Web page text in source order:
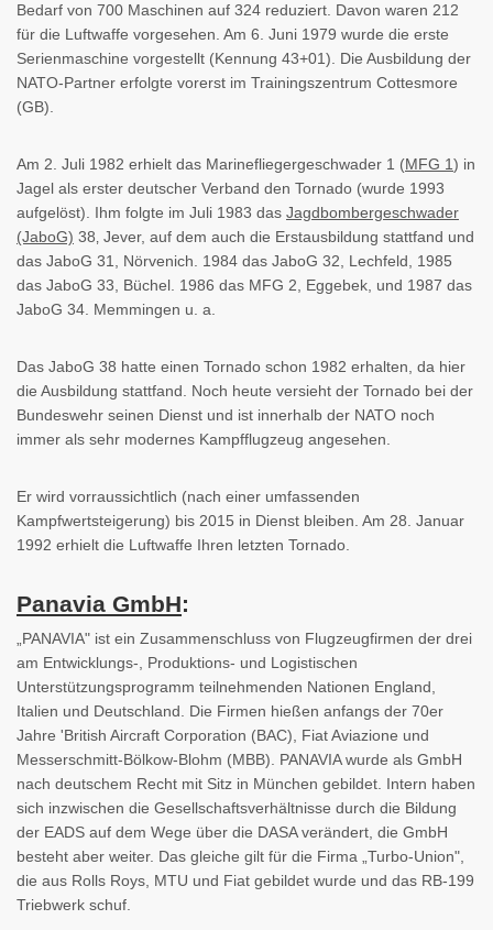
Bedarf von 700 Maschinen auf 324 reduziert. Davon waren 212
für die Luftwaffe vorgesehen. Am 6. Juni 1979 wurde die erste
Serienmaschine vorgestellt (Kennung 43+01). Die Ausbildung der
NATO-Partner erfolgte vorerst im Trainingszentrum Cottesmore
(GB).
Am 2. Juli 1982 erhielt das Marinefliegergeschwader 1 (MFG 1) in
Jagel als erster deutscher Verband den Tornado (wurde 1993
aufgelöst). Ihm folgte im Juli 1983 das Jagdbombergeschwader
(JaboG) 38‚ Jever, auf dem auch die Erstausbildung stattfand und
das JaboG 31, Nörvenich. 1984 das JaboG 32, Lechfeld, 1985
das JaboG 33, Büchel. 1986 das MFG 2, Eggebek, und 1987 das
JaboG 34. Memmingen u. a.
Das JaboG 38 hatte einen Tornado schon 1982 erhalten, da hier
die Ausbildung stattfand. Noch heute versieht der Tornado bei der
Bundeswehr seinen Dienst und ist innerhalb der NATO noch
immer als sehr modernes Kampfflugzeug angesehen.
Er wird vorraussichtlich (nach einer umfassenden
Kampfwertsteigerung) bis 2015 in Dienst bleiben. Am 28. Januar
1992 erhielt die Luftwaffe Ihren letzten Tornado.
Panavia GmbH:
„PANAVIA" ist ein Zusammenschluss von Flugzeugfirmen der drei
am Entwicklungs-, Produktions- und Logistischen
Unterstützungsprogramm teilnehmenden Nationen England,
Italien und Deutschland. Die Firmen hießen anfangs der 70er
Jahre 'British Aircraft Corporation (BAC), Fiat Aviazione und
Messerschmitt-Bölkow-Blohm (MBB). PANAVIA wurde als GmbH
nach deutschem Recht mit Sitz in München gebildet. Intern haben
sich inzwischen die Gesellschaftsverhältnisse durch die Bildung
der EADS auf dem Wege über die DASA verändert, die GmbH
besteht aber weiter. Das gleiche gilt für die Firma „Turbo-Union",
die aus Rolls Roys, MTU und Fiat gebildet wurde und das RB-199
Triebwerk schuf.